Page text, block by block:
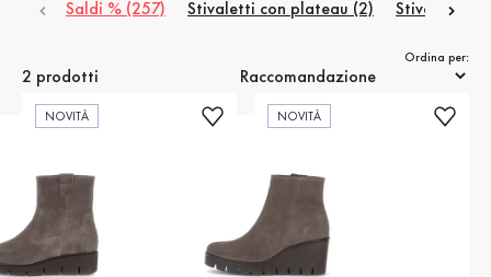
Saldi % (257) Stivaletti con plateau (2) Stivaletti
2 prodotti
Ordina per:
NOVITÀ NOVITÀ